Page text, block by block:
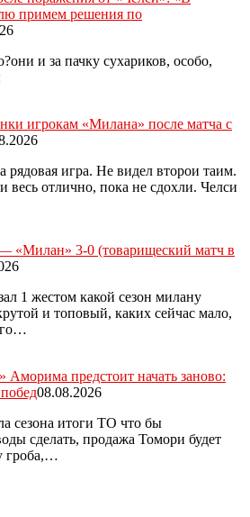
примем решения по
и за пачку сухариков, особо,
игрокам «Милана» после матча с
рядовая игра. Не видел второи таим.
весь отлично, пока не сдохли. Челси
«Милан» 3-0 (товарищеский матч в
1 жестом какой сезон милану
и топовый, каких сейчас мало,
Аморима предстоит начать заново:
08.08.2026
сезона итоги ТО что бы
сделать, продажа Томори будет
гроба,…